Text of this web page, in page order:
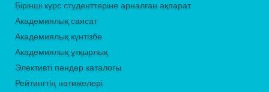
Бірінші курс студенттеріне арналған ақпарат
Академиялық саясат
Академиялық күнтізбе
Академиялық ұтқырлық
Элективті пәндер каталогы
Рейтингтің нәтижелері